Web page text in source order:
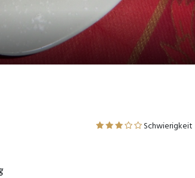
Schwierigkeit